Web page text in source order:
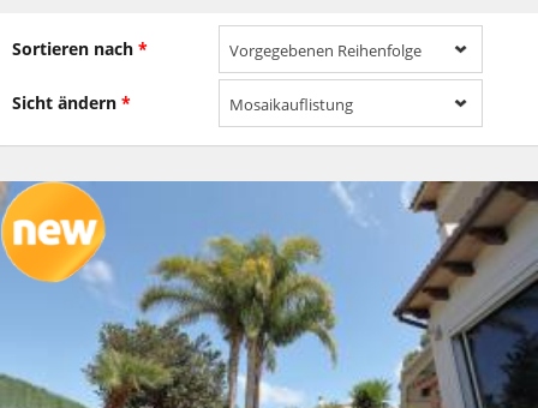
Sortieren nach * Vorgegebenen Reihenfolge
Sicht ändern * Mosaikauflistung